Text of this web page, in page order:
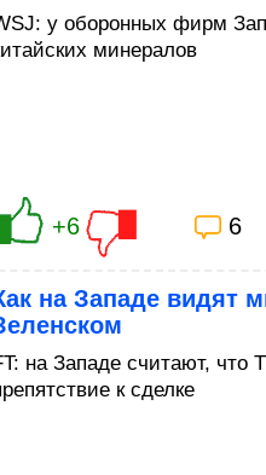
у оборонных фирм
минералов
+6 6
на Западе видят
на Западе считают, что
к сделке